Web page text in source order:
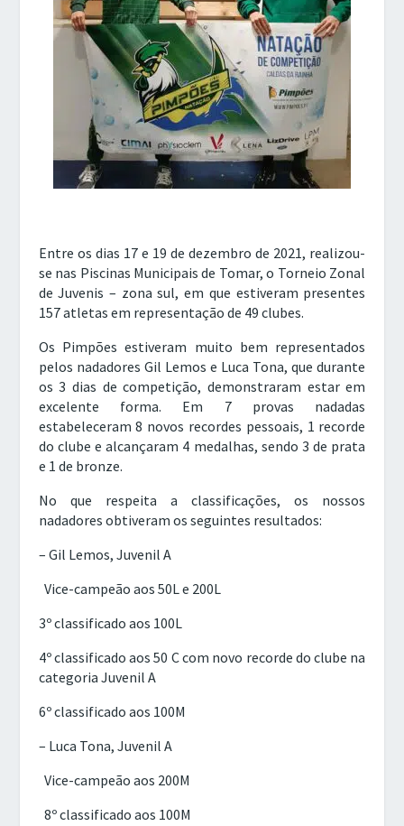
Entre os dias 17 e 19 de dezembro de 2021, realizou-
se nas Piscinas Municipais de Tomar, o Torneio Zonal
de Juvenis – zona sul, em que estiveram presentes
157 atletas em representação de 49 clubes.
Os Pimpões estiveram muito bem representados
pelos nadadores Gil Lemos e Luca Tona, que durante
os 3 dias de competição, demonstraram estar em
excelente forma. Em 7 provas nadadas
estabeleceram 8 novos recordes pessoais, 1 recorde
do clube e alcançaram 4 medalhas, sendo 3 de prata
e 1 de bronze.
No que respeita a classificações, os nossos
nadadores obtiveram os seguintes resultados:
– Gil Lemos, Juvenil A
Vice-campeão aos 50L e 200L
3º classificado aos 100L
4º classificado aos 50 C com novo recorde do clube na
categoria Juvenil A
6º classificado aos 100M
– Luca Tona, Juvenil A
Vice-campeão aos 200M
8º classificado aos 100M